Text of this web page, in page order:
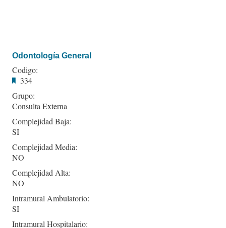
Odontología General
Codigo:
334
Grupo:
Consulta Externa
Complejidad Baja:
SI
Complejidad Media:
NO
Complejidad Alta:
NO
Intramural Ambulatorio:
SI
Intramural Hospitalario: